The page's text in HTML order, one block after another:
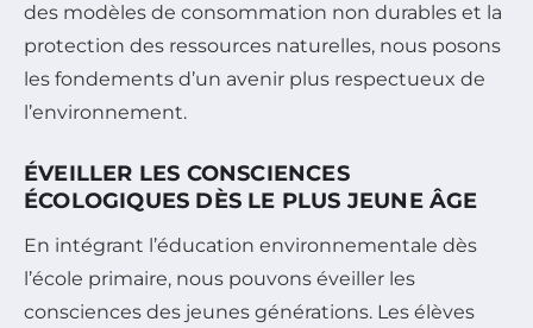
des modèles de consommation non durables et la
protection des ressources naturelles, nous posons
les fondements d’un avenir plus respectueux de
l’environnement.
ÉVEILLER LES CONSCIENCES
ÉCOLOGIQUES DÈS LE PLUS JEUNE ÂGE
En intégrant l’éducation environnementale dès
l’école primaire, nous pouvons éveiller les
consciences des jeunes générations. Les élèves